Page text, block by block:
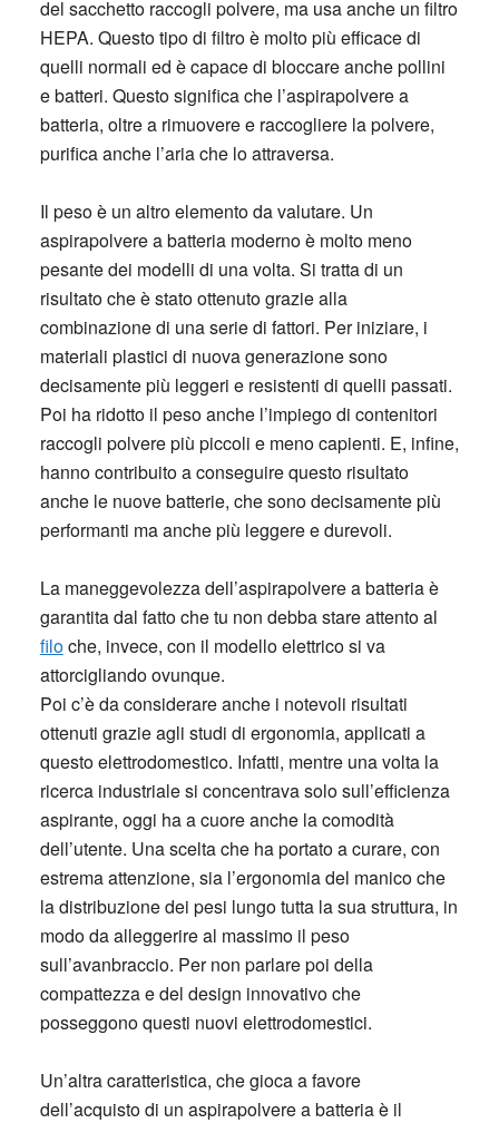
del sacchetto raccogli polvere, ma usa anche un filtro
HEPA. Questo tipo di filtro è molto più efficace di
quelli normali ed è capace di bloccare anche pollini
e batteri. Questo significa che l’aspirapolvere a
batteria, oltre a rimuovere e raccogliere la polvere,
purifica anche l’aria che lo attraversa.
Il peso è un altro elemento da valutare. Un
aspirapolvere a batteria moderno è molto meno
pesante dei modelli di una volta. Si tratta di un
risultato che è stato ottenuto grazie alla
combinazione di una serie di fattori. Per iniziare, i
materiali plastici di nuova generazione sono
decisamente più leggeri e resistenti di quelli passati.
Poi ha ridotto il peso anche l’impiego di contenitori
raccogli polvere più piccoli e meno capienti. E, infine,
hanno contribuito a conseguire questo risultato
anche le nuove batterie, che sono decisamente più
performanti ma anche più leggere e durevoli.
La maneggevolezza dell’aspirapolvere a batteria è
garantita dal fatto che tu non debba stare attento al
filoche, invece, con il modello elettrico si va
attorcigliando ovunque.
Poi c’è da considerare anche i notevoli risultati
ottenuti grazie agli studi di ergonomia, applicati a
questo elettrodomestico. Infatti, mentre una volta la
ricerca industriale si concentrava solo sull’efficienza
aspirante, oggi ha a cuore anche la comodità
dell’utente. Una scelta che ha portato a curare, con
estrema attenzione, sia l’ergonomia del manico che
la distribuzione dei pesi lungo tutta la sua struttura, in
modo da alleggerire al massimo il peso
sull’avanbraccio. Per non parlare poi della
compattezza e del design innovativo che
posseggono questi nuovi elettrodomestici.
Un’altra caratteristica, che gioca a favore
dell’acquisto di un aspirapolvere a batteria è il